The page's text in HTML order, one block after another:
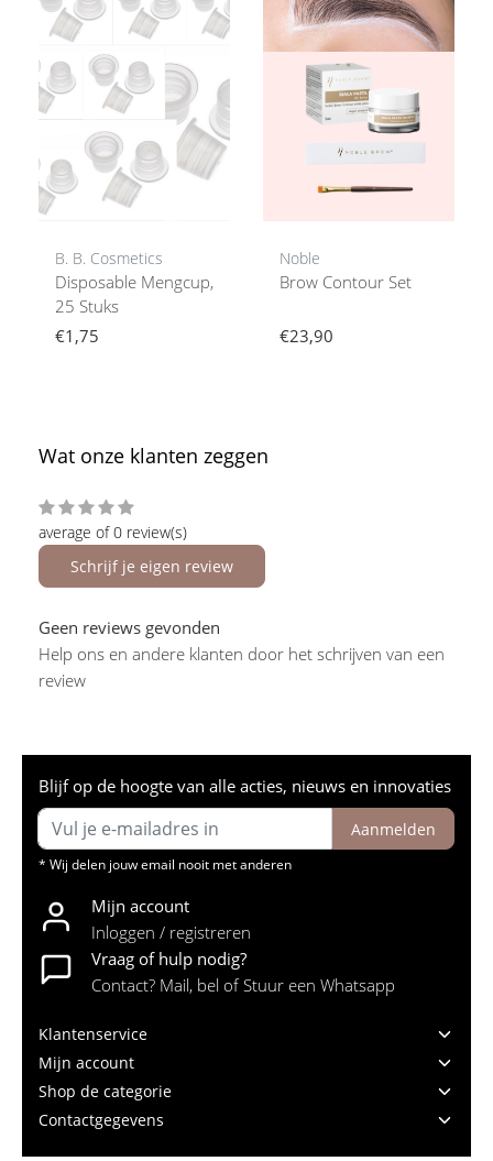
B. B. Cosmetics
Disposable Mengcup,
25 Stuks
€1,75
Noble
Brow Contour Set
€23,90
Wat onze klanten zeggen
average of 0 review(s)
Schrijf je eigen review
Geen reviews gevonden
Help ons en andere klanten door het schrijven van een
review
Blijf op de hoogte van alle acties, nieuws en innovaties
Aanmelden
* Wij delen jouw email nooit met anderen
Mijn account
Inloggen / registreren
Vraag of hulp nodig?
Contact? Mail, bel of Stuur een Whatsapp
Klantenservice
Mijn account
Shop de categorie
Contactgegevens